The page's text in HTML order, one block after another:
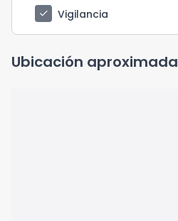
check
Vigilancia
Ubicación aproximada